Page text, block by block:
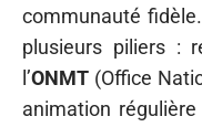
communauté
plusieurs piliers :
l’ONMT (Office
animation